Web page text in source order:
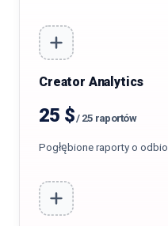
Creator Analytics
25 $/25 raportów
Pogłębione raporty o